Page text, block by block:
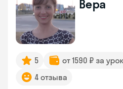
Вера
5 от 1590 ₽ за
4 отзыва